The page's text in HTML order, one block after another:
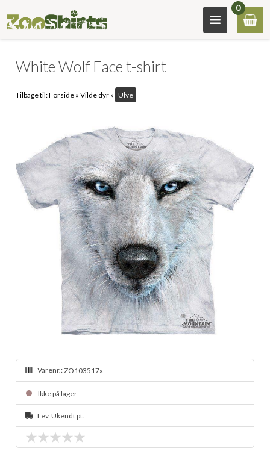
0
White Wolf Face t-shirt
Tilbage til:Forside »Vilde dyr » Ulve
Varenr.:ZO103517x
Ikke på lager
Lev. Ukendt pt.